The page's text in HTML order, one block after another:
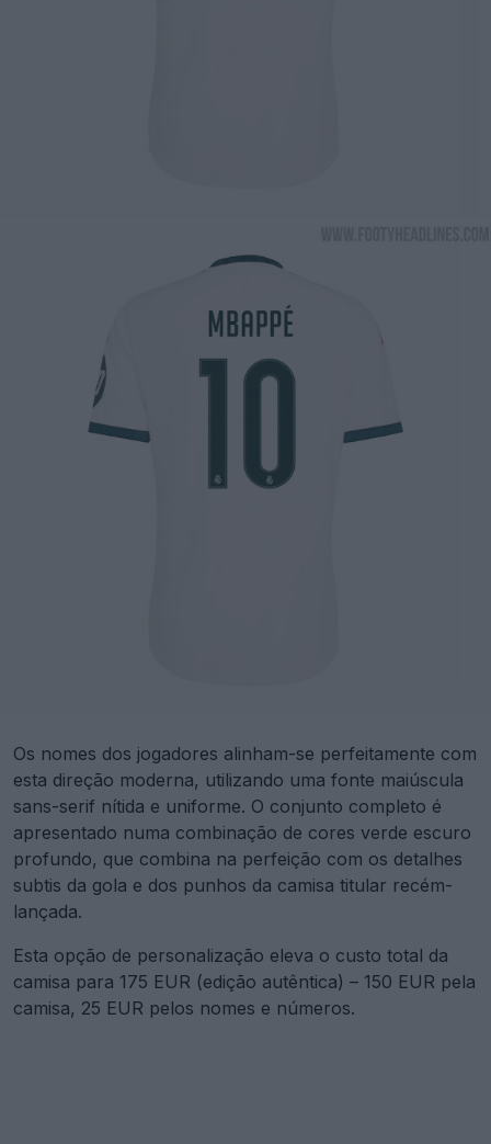
Os nomes dos jogadores alinham-se perfeitamente com
esta direção moderna, utilizando uma fonte maiúscula
sans-serif nítida e uniforme. O conjunto completo é
apresentado numa combinação de cores verde escuro
profundo, que combina na perfeição com os detalhes
subtis da gola e dos punhos da camisa titular recém-
lançada.
Esta opção de personalização eleva o custo total da
camisa para 175 EUR (edição autêntica) – 150 EUR pela
camisa, 25 EUR pelos nomes e números.